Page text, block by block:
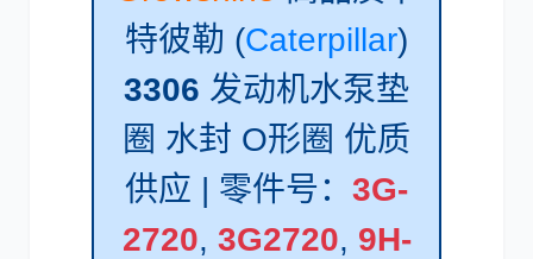
奔驰 加藤
卡尔玛 杰西博
特彼勒 (Caterpillar)
3306 发动机水泵垫
圈 水封 O形圈 优质
供应 | 零件号： 3G-
2720, 3G2720, 9H-